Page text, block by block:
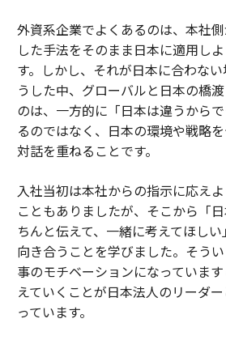
外資系企業でよくあるのは、本社
した手法をそのまま日本に適用し
す。しかし、それが日本に合わな
うした中、グローバルと日本の橋
のは、一方的に「日本は違うから
るのではなく、日本の環境や戦略
対話を重ねることです。
入社当初は本社からの指示に応え
こともありましたが、そこから「
ちんと伝えて、一緒に考えてほし
向き合うことを学びました。そう
事のモチベーションになっていま
えていくことが日本法人のリーダ
っています。